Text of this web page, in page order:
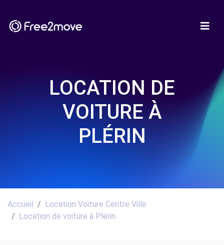
LOCATION DE
VOITURE À
PLÉRIN
Accueil
Location Voiture Centre Ville
Location de voiture à Plérin